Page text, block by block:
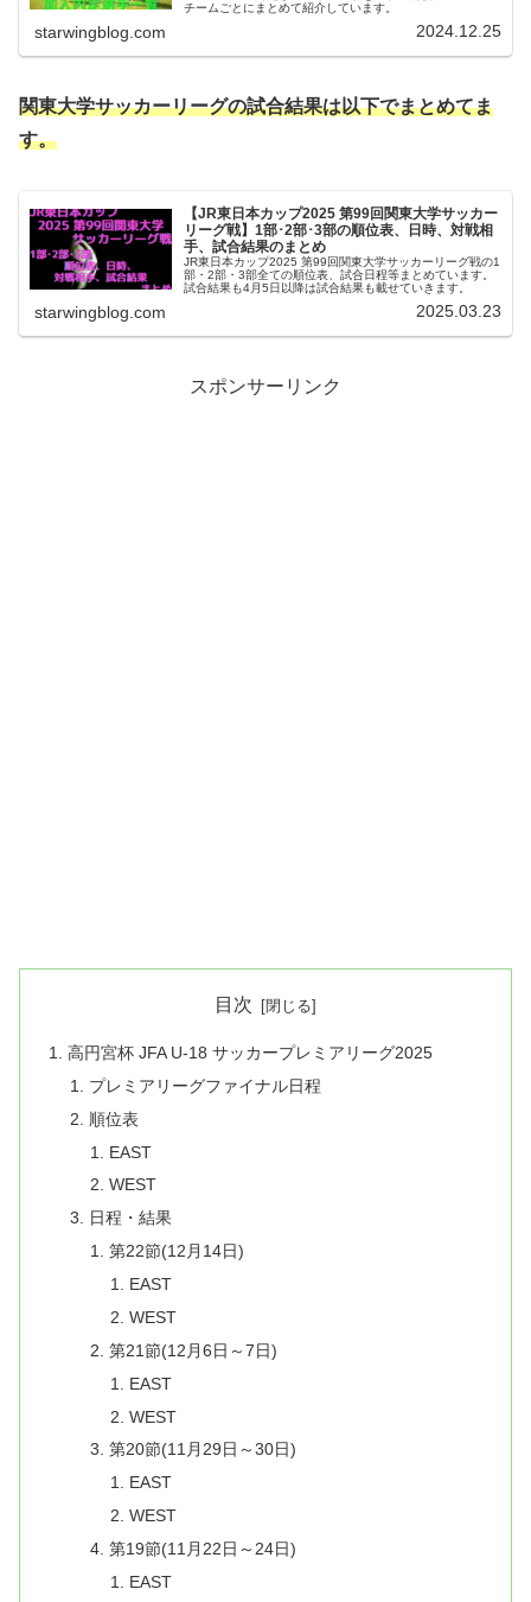
チームごとにまとめて紹介しています。
starwingblog.com 2024.12.25
関東大学サッカーリーグの試合結果は以下でまとめてま
す。
【JR東日本カップ2025 第99回関東大学サッカー
リーグ戦】1部･2部･3部の順位表、日時、対戦相
手、試合結果のまとめ
JR東日本カップ2025 第99回関東大学サッカーリーグ戦の1
部・2部・3部全ての順位表、試合日程等まとめています。
試合結果も4月5日以降は試合結果も載せていきます。
starwingblog.com 2025.03.23
スポンサーリンク
目次
高円宮杯 JFA U-18 サッカープレミアリーグ2025
プレミアリーグファイナル日程
順位表
EAST
WEST
日程・結果
第22節(12月14日)
EAST
WEST
第21節(12月6日～7日)
EAST
WEST
第20節(11月29日～30日)
EAST
WEST
第19節(11月22日～24日)
EAST